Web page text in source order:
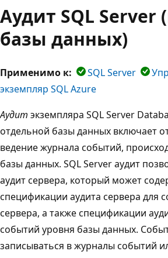
Аудит SQL
базы данных)
Применимо к: SQL Server
экземпляр SQL Azure
Аудит экземпляра SQL Server
отдельной базы данных включает
ведение журнала событий,
базы данных. SQL Server аудит
аудит сервера, который может
спецификации аудита сервера для
сервера, а также спецификации
событий уровня базы данных.
записываться в журналы событий